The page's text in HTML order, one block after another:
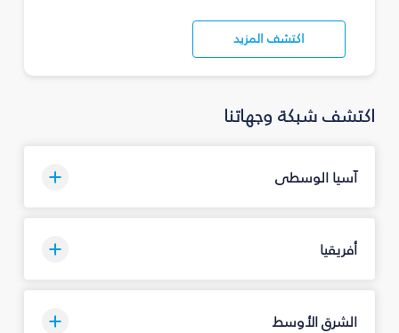
اكتشف المزيد
اكتشف شبكة وجهاتنا
آسيا الوسطى
أفريقيا
الشرق الأوسط